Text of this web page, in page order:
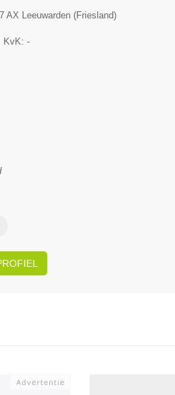
AX Leeuwarden(Friesland)
KvK: -